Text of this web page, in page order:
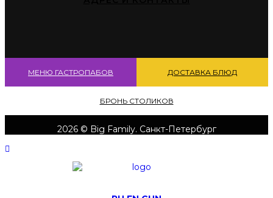
МЕНЮ ГАСТРОПАБОВ ДОСТАВКА БЛЮД
БРОНЬ СТОЛИКОВ
2026 © Big Family. Санкт-Петербург